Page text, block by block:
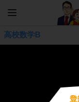
高校数学B